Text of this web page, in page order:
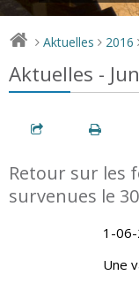
> Aktuelles > 2016
Aktuelles -
Retour sur les
survenues le
1-
Une